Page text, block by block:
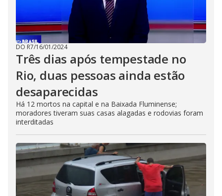
DO R7/16/01/2024
Três dias após tempestade no
Rio, duas pessoas ainda estão
desaparecidas
Há 12 mortos na capital e na Baixada Fluminense;
moradores tiveram suas casas alagadas e rodovias foram
interditadas